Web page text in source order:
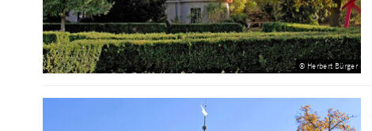
© Herbert Bürger